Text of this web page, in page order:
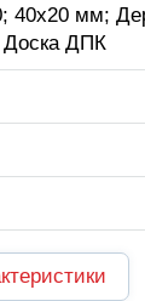
40х20 мм;
Доска ДПК